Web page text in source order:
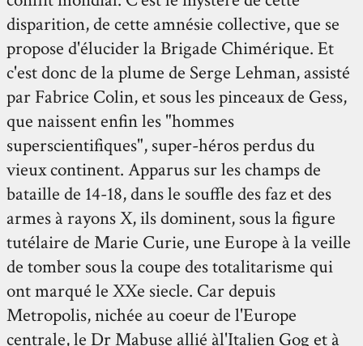
disparition, de cette amnésie collective, que se
propose d'élucider la Brigade Chimérique. Et
c'est donc de la plume de Serge Lehman, assisté
par Fabrice Colin, et sous les pinceaux de Gess,
que naissent enfin les "hommes
superscientifiques", super-héros perdus du
vieux continent. Apparus sur les champs de
bataille de 14-18, dans le souffle des faz et des
armes à rayons X, ils dominent, sous la figure
tutélaire de Marie Curie, une Europe à la veille
de tomber sous la coupe des totalitarisme qui
ont marqué le XXe siecle. Car depuis
Metropolis, nichée au coeur de l'Europe
centrale, le Dr Mabuse allié àl'Italien Gog et à